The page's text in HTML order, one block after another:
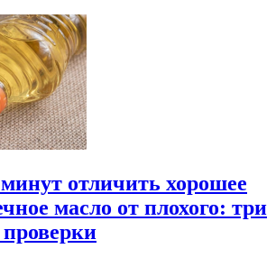
отличить хорошее
масло от плохого: три